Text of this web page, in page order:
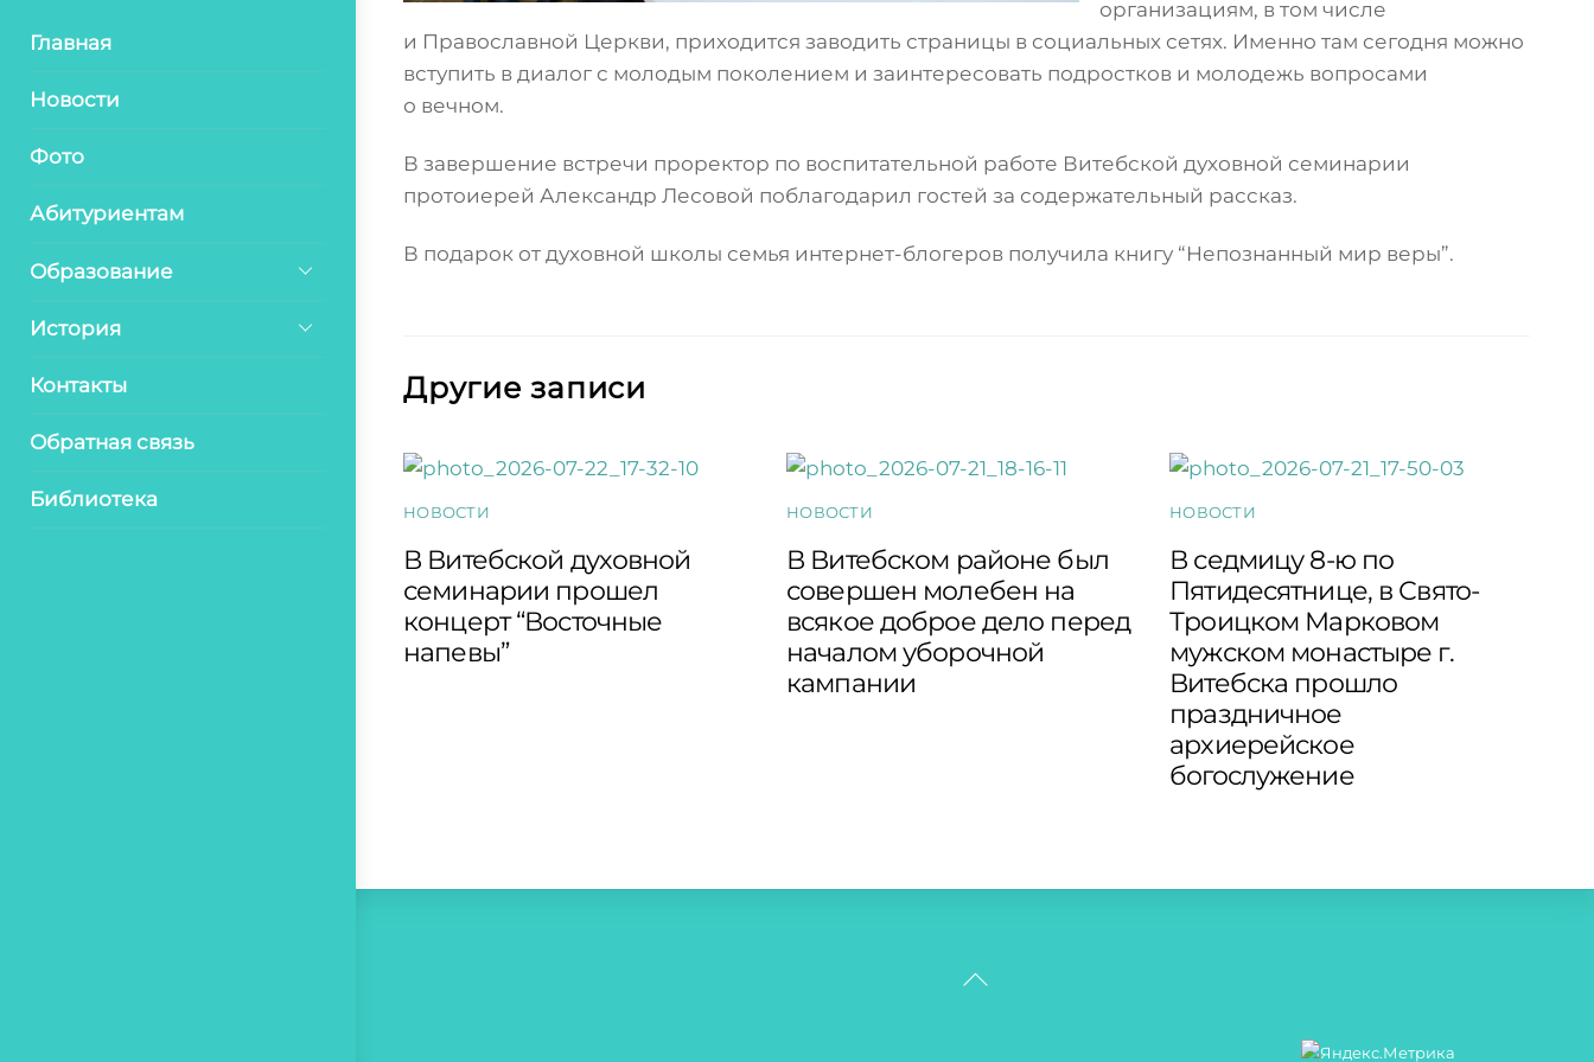
Главная
Новости
Фото
Абитуриентам
Образование
История
Контакты
Обратная связь
Библиотека
организациям, в том числе
и Православной Церкви, приходится заводить страницы в социальных сетях. Именно там сегодня можно
вступить в диалог с молодым поколением и заинтересовать подростков и молодежь вопросами
о вечном.
В завершение встречи проректор по воспитательной работе Витебской духовной семинарии
протоиерей Александр Лесовой поблагодарил гостей за содержательный рассказ.
В подарок от духовной школы семья интернет-блогеров получила книгу “Непознанный мир веры”.
Другие записи
НОВОСТИ
В Витебской духовной
семинарии прошел
концерт “Восточные
напевы”
НОВОСТИ
В Витебском районе был
совершен молебен на
всякое доброе дело перед
началом уборочной
кампании
НОВОСТИ
В седмицу 8-ю по
Пятидесятнице, в Свято-
Троицком Марковом
мужском монастыре г.
Витебска прошло
праздничное
архиерейское
богослужение
Back